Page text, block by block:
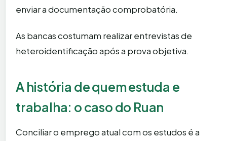
enviar a documentação comprobatória.
As bancas costumam realizar entrevistas de
heteroidentificação após a prova objetiva.
A história de quem estuda e
trabalha: o caso do Ruan
Conciliar o emprego atual com os estudos é a